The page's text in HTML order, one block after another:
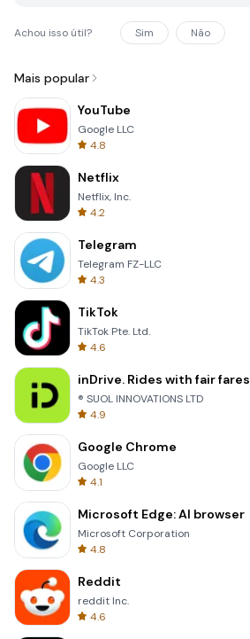
Achou isso útil? Sim Não
Mais popular
YouTube
Google LLC
4.8
Netflix
Netflix, Inc.
4.2
Telegram
Telegram FZ-LLC
4.3
TikTok
TikTok Pte. Ltd.
4.6
inDrive. Rides with fair fares
® SUOL INNOVATIONS LTD
4.9
Google Chrome
Google LLC
4.1
Microsoft Edge: AI browser
Microsoft Corporation
4.8
Reddit
reddit Inc.
4.6